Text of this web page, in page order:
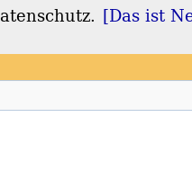
[Das ist